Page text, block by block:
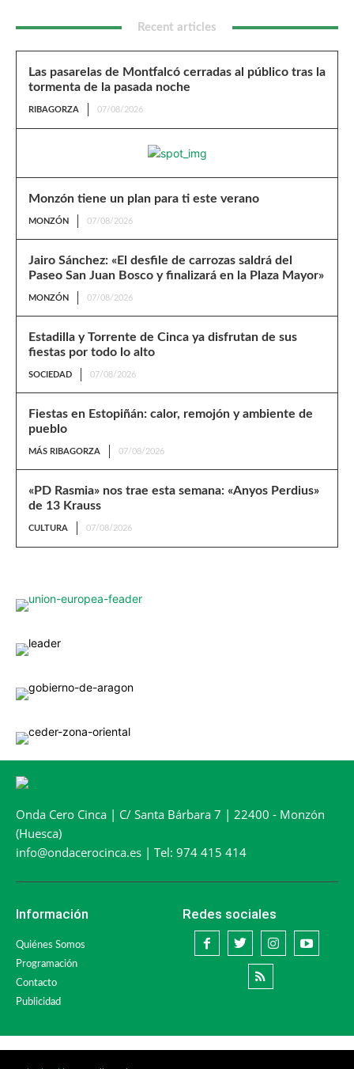
Recent articles
Las pasarelas de Montfalcó cerradas al público tras la
tormenta de la pasada noche
RIBAGORZA 07/08/2026
Monzón tiene un plan para ti este verano
MONZÓN 07/08/2026
Jairo Sánchez: «El desfile de carrozas saldrá del
Paseo San Juan Bosco y finalizará en la Plaza Mayor»
MONZÓN 07/08/2026
Estadilla y Torrente de Cinca ya disfrutan de sus
fiestas por todo lo alto
SOCIEDAD 07/08/2026
Fiestas en Estopiñán: calor, remojón y ambiente de
pueblo
MÁS RIBAGORZA 07/08/2026
«PD Rasmia» nos trae esta semana: «Anyos Perdius»
de 13 Krauss
CULTURA 07/08/2026
Onda Cero Cinca | C/ Santa Bárbara 7 | 22400 - Monzón
(Huesca)
info@ondacerocinca.es | Tel: 974 415 414
Información
Quiénes Somos
Programación
Contacto
Publicidad
Redes sociales